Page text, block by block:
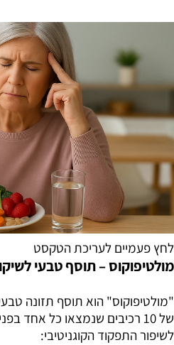
לחץ פעמיים לעריכת הטקסט
מולטיפוקוס – תוסף טבעי
"מולטיפוקוס" הוא תוסף תזונה
של 10 רכיבים שנמצאו כל אחד
לשיפור התפקוד הקוגניטיבי: